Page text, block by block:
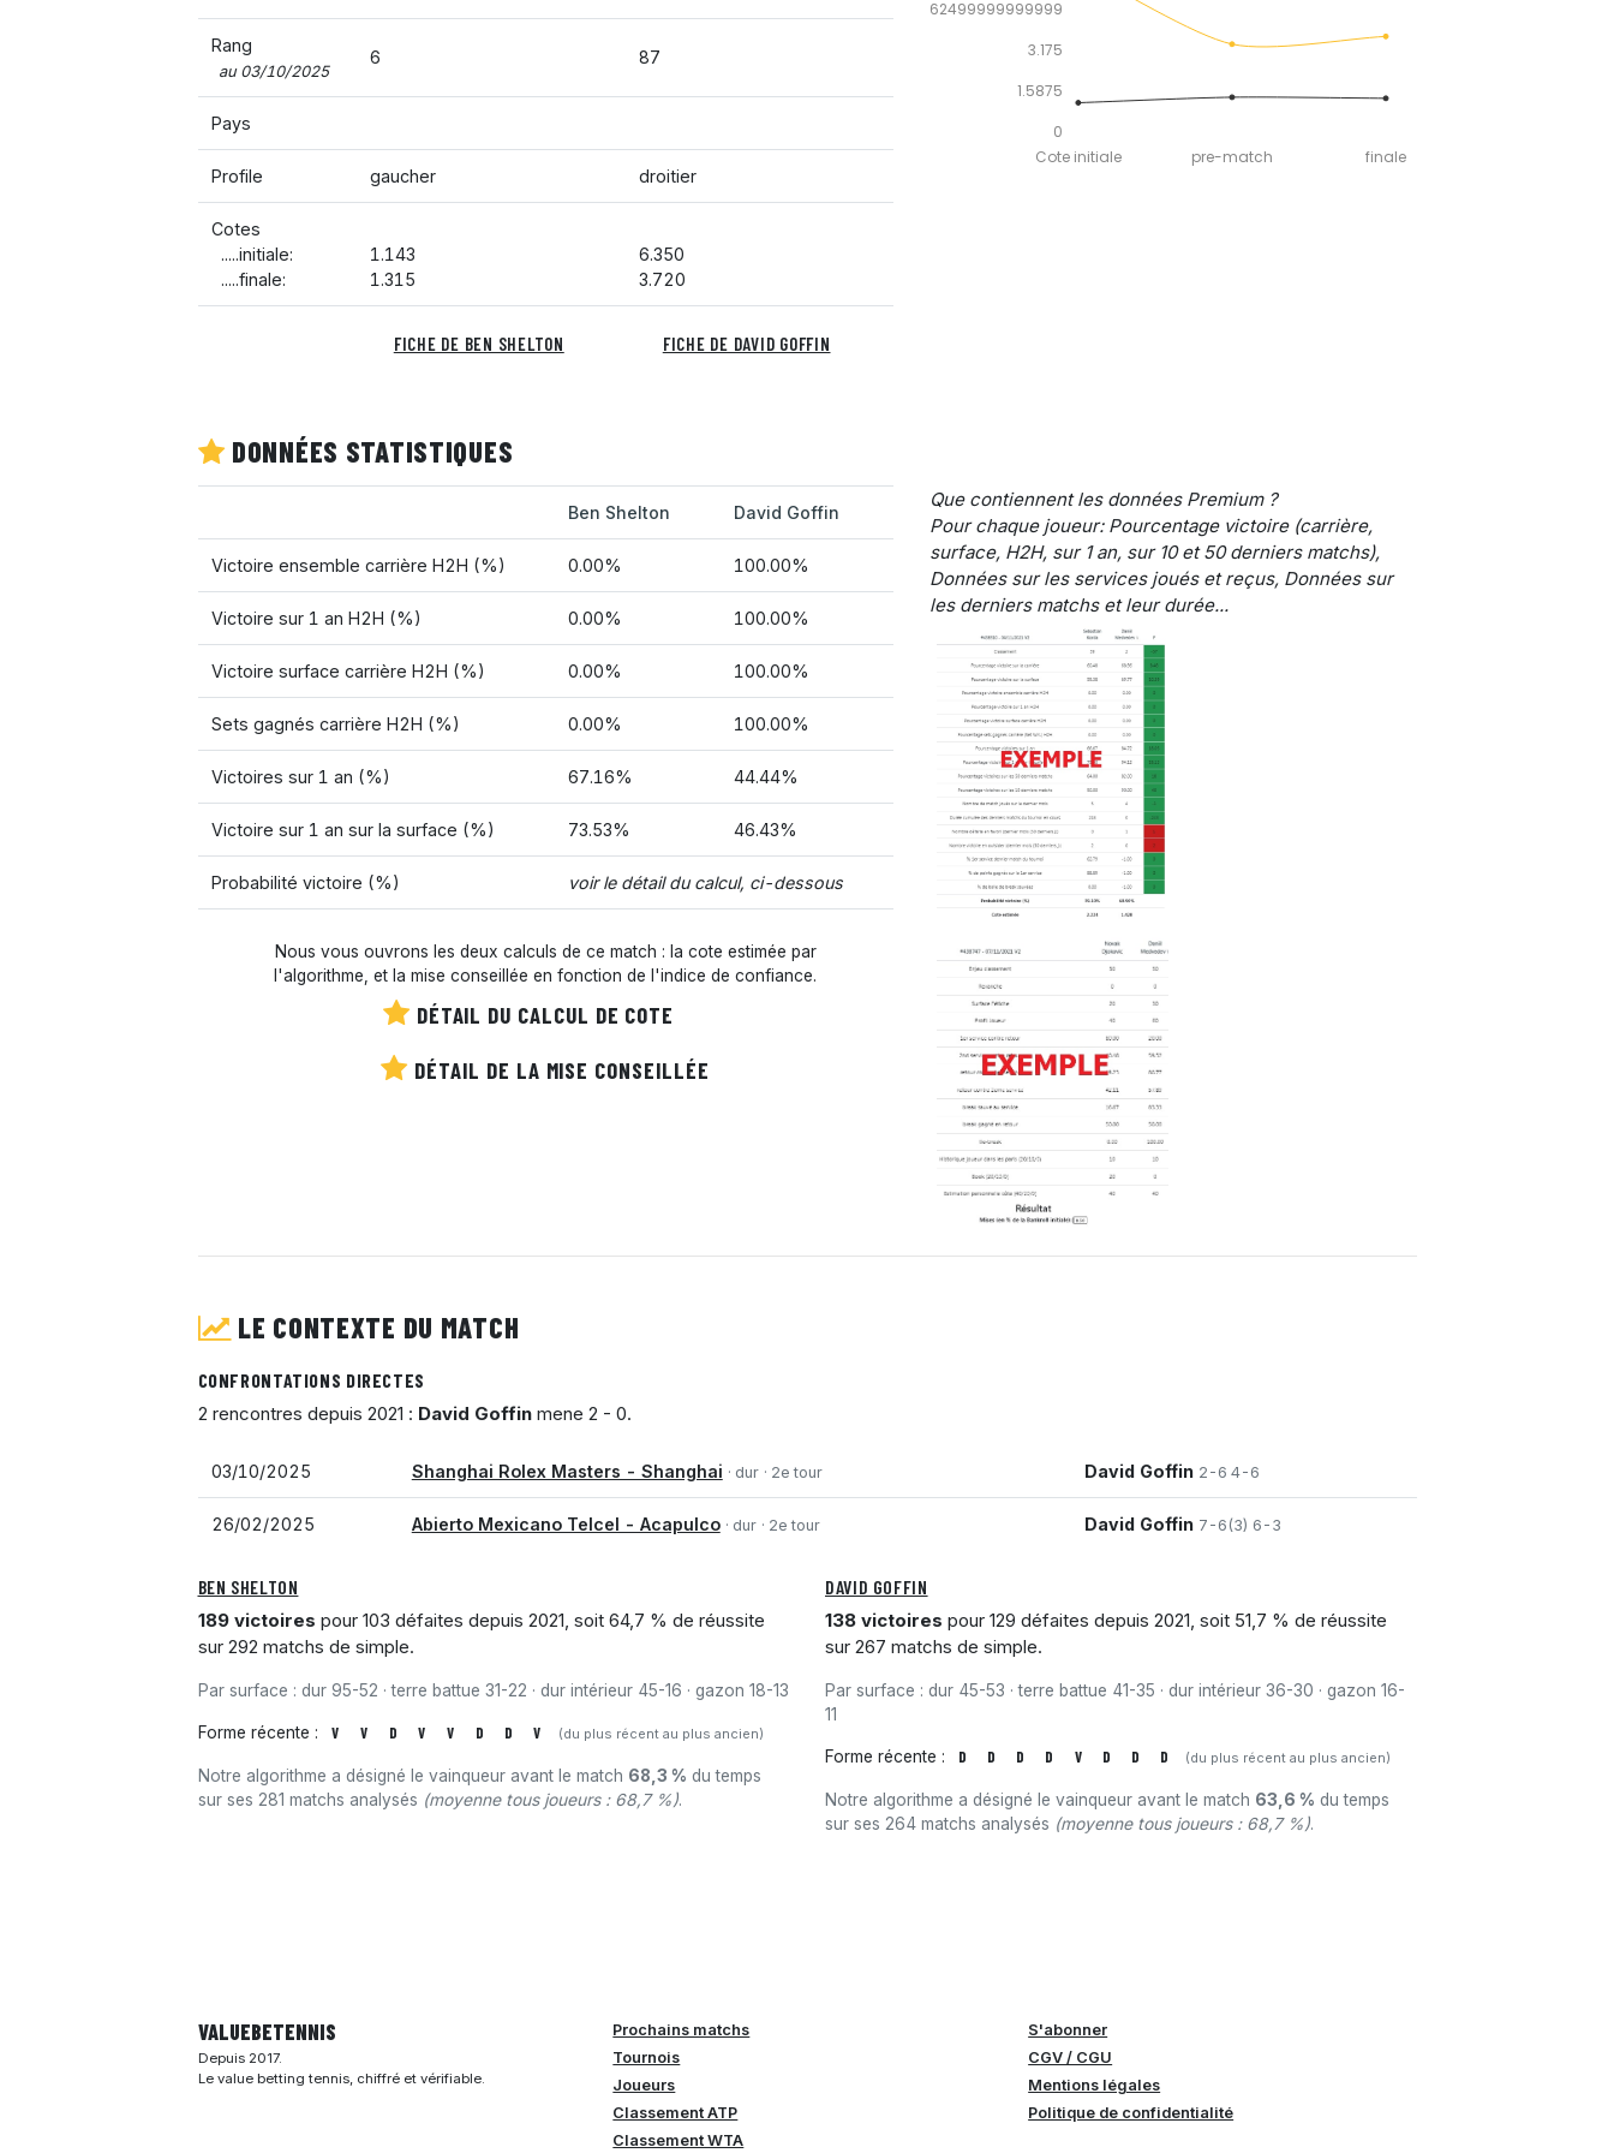
Rang
au 03/10/2025
6 87
Pays
Profile gaucher droitier
Cotes
.....initiale:
.....finale:
1.143
1.315
6.350
3.720
FICHE DE BEN SHELTON FICHE DE DAVID GOFFIN
0
1.5875
3.175
4.762499999999999
finale
pre-match
Cote initiale
DONNÉES STATISTIQUES
Ben Shelton David Goffin
Victoire ensemble carrière H2H (%) 0.00% 100.00%
Victoire sur 1 an H2H (%) 0.00% 100.00%
Victoire surface carrière H2H (%) 0.00% 100.00%
Sets gagnés carrière H2H (%) 0.00% 100.00%
Victoires sur 1 an (%) 67.16% 44.44%
Victoire sur 1 an sur la surface (%) 73.53% 46.43%
Probabilité victoire (%) voir le détail du calcul, ci-dessous
Nous vous ouvrons les deux calculs de ce match : la cote estimée par
l'algorithme, et la mise conseillée en fonction de l'indice de confiance.
DÉTAIL DU CALCUL DE COTE
DÉTAIL DE LA MISE CONSEILLÉE
Que contiennent les données Premium ?
Pour chaque joueur: Pourcentage victoire (carrière,
surface, H2H, sur 1 an, sur 10 et 50 derniers matchs),
Données sur les services joués et reçus, Données sur
les derniers matchs et leur durée...
LE CONTEXTE DU MATCH
CONFRONTATIONS DIRECTES
2 rencontres depuis 2021 : David Goffinmene 2 - 0.
03/10/2025 Shanghai Rolex Masters - Shanghai · dur · 2e tour David Goffin 2-6 4-6
26/02/2025 Abierto Mexicano Telcel - Acapulco · dur · 2e tour David Goffin 7-6(3) 6-3
BEN SHELTON
189 victoires pour 103 défaites depuis 2021, soit 64,7 % de réussite
sur 292 matchs de simple.
Par surface : dur 95-52 · terre battue 31-22 · dur intérieur 45-16 · gazon 18-13
Forme récente : V V D V V D D V (du plus récent au plus ancien)
Notre algorithme a désigné le vainqueur avant le match 68,3 % du temps
sur ses 281 matchs analysés (moyenne tous joueurs : 68,7 %).
DAVID GOFFIN
138 victoires pour 129 défaites depuis 2021, soit 51,7 % de réussite
sur 267 matchs de simple.
Par surface : dur 45-53 · terre battue 41-35 · dur intérieur 36-30 · gazon 16-
11
Forme récente : D D D D V D D D (du plus récent au plus ancien)
Notre algorithme a désigné le vainqueur avant le match 63,6 % du temps
sur ses 264 matchs analysés (moyenne tous joueurs : 68,7 %).
VALUEBETENNIS
Depuis 2017.
Le value betting tennis, chiffré et vérifiable.
Prochains matchs
Tournois
Joueurs
Classement ATP
Classement WTA
S'abonner
CGV / CGU
Mentions légales
Politique de confidentialité